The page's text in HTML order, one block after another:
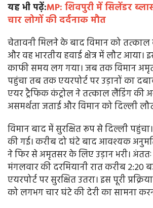
यह भी पढ़ें:MP: शिवपुरी में सिलेंडर
चार लोगों की दर्दनाक मौत
चेतावनी मिलने के बाद विमान को तत्काल
और वह भारतीय हवाई क्षेत्र में लौट आया।
काफी समय लग गया। जब तक विमान
पहुंचा तब तक एयरपोर्ट पर उड़ानों का
एयर ट्रैफिक कंट्रोल ने तत्काल लैंडिंग की
असमर्थता जताई और विमान को दिल्ली
विमान बाद में सुरक्षित रूप से दिल्ली
की गई। करीब दो घंटे बाद आवश्यक
ने फिर से अमृतसर के लिए उड़ान भरी।
मंगलवार की दरमियानी रात करीब 2:20
एयरपोर्ट पर सुरक्षित उतरा। इस पूरी
को लगभग चार घंटे की देरी का सामना